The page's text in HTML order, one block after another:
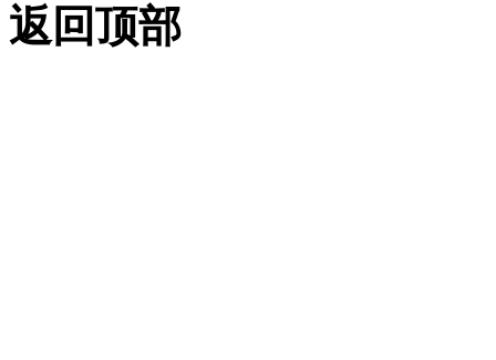
返回顶部